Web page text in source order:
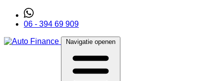
06 - 394 69 909
Navigatie openen